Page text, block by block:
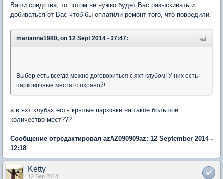
Ваши средства, то потом не нужно будет Вас разыскивать и
добиваться от Вас чтоб бы оплатили ремонт того, что повредили.
marianna1980, on 12 Sept 2014 - 07:47:
Выбор есть всегда можно договориться с яхт клубом! У них есть
парковочные места! с охраной!
а в яхт клубах есть крытые парковки на такое большое
количество мест???
Сообщение отредактировал azAZ090909az: 12 September 2014 -
12:18
Ketty
12 Sep 2014